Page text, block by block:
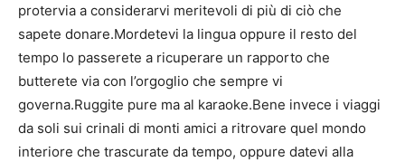
protervia a considerarvi meritevoli di più di ciò che
sapete donare.Mordetevi la lingua oppure il resto del
tempo lo passerete a ricuperare un rapporto che
butterete via con l’orgoglio che sempre vi
governa.Ruggite pure ma al karaoke.Bene invece i viaggi
da soli sui crinali di monti amici a ritrovare quel mondo
interiore che trascurate da tempo, oppure datevi alla